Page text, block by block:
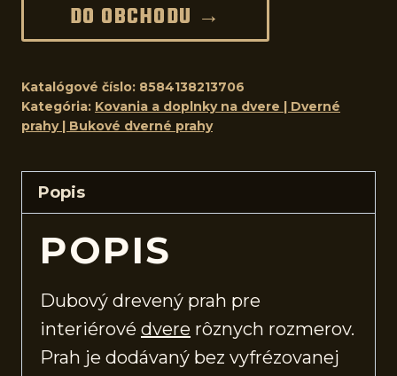
DO OBCHODU →
Katalógové číslo: 8584138213706
Kategória: Kovania a doplnky na dvere | Dverné
prahy | Bukové dverné prahy
Popis
POPIS
Dubový drevený prah pre
interiérové dvere rôznych rozmerov.
Prah je dodávaný bez vyfrézovanej